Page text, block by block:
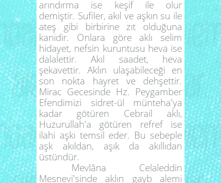
arındırma ise keşif ile olur
demiştir. Sufiler, akıl ve aşkın su ile
ateş gibi birbirine zıt olduğuna
kanidir. Onlara göre aklı selim
hidayet, nefsin kuruntusu heva ise
dalalettir. Akıl saadet, heva
şekavettir. Aklın ulaşabileceği en
son nokta hayret ve dehşettir.
Mirac Gecesinde Hz. Peygamber
Efendimizi sidret-ül münteha'ya
kadar götüren Cebrail aklı,
Huzurullah'a götüren refref ise
ilahi aşkı temsil eder. Bu sebeple
aşk akıldan, aşık da akıllıdan
üstündür.
Mevlâna Celaleddin
Mesnevi'sinde aklın gayb alemi